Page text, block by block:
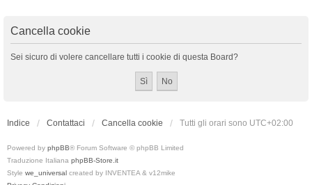
Cancella cookie
Sei sicuro di volere cancellare tutti i cookie di questa Board?
Indice Contattaci Cancella cookie Tutti gli orari sono UTC+02:00
Powered by phpBB® Forum Software © phpBB Limited
Traduzione Italiana phpBB-Store.it
Style we_universal created by INVENTEA & v12mike